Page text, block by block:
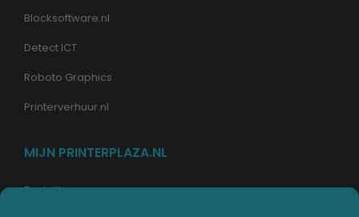
Blocksoftware.nl
Detect ICT
Roboto Graphics
Printerverhuur.nl
MIJN PRINTERPLAZA.NL
Bestellingen